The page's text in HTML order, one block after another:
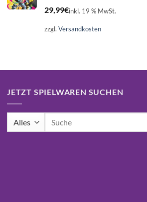
29,99€inkl. 19 % MwSt.
zzgl. Versandkosten
JETZT SPIELWAREN SUCHEN